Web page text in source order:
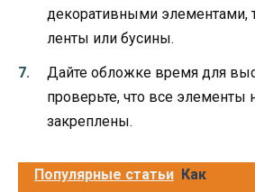
декоративными элементами,
ленты или бусины.
Дайте обложке время для
проверьте, что все элементы
закреплены.
Популярные статьи Как